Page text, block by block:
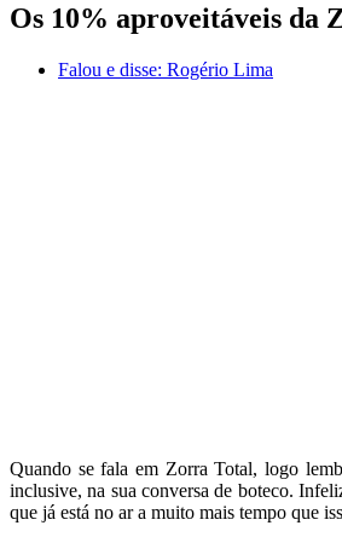
Os 10% aproveitáveis da
Falou e disse: Rogério Lima
Quando se fala em Zorra Total, logo
inclusive, na sua conversa de boteco.
que já está no ar a muito mais tempo que